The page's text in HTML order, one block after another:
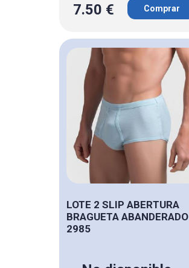
7.50 € Comprar
LOTE 2 SLIP ABERTURA
BRAGUETA ABANDERADO
2985